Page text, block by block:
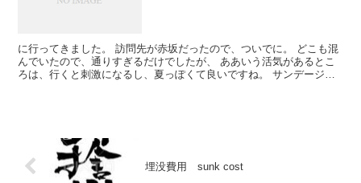
に行ってきました。 訪問先が赤坂だったので、ついでに。 どこも混
んでいたので、通りすぎるだけでしたが、 ああいう活気があるとこ
ろは、行くと刺激になるし、夏っぽくて良いですね。 サンデージャ
埋没費用 sunk cost